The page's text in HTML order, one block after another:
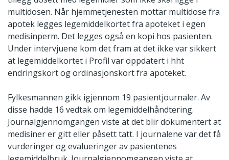
multidosen. Når hjemmetjenesten mottar multidose fra
apotek legges legemiddelkortet fra apoteket i egen
medisinperm. Det legges også en kopi hos pasienten.
Under intervjuene kom det fram at det ikke var sikkert
at legemiddelkortet i Profil var oppdatert i hht
endringskort og ordinasjonskort fra apoteket.
Fylkesmannen gikk igjennom 19 pasientjournaler. Av
disse hadde 16 vedtak om legemiddelhåndtering.
Journalgjennomgangen viste at det blir dokumentert at
medisiner er gitt eller påsett tatt. I journalene var det få
vurderinger og evalueringer av pasientenes